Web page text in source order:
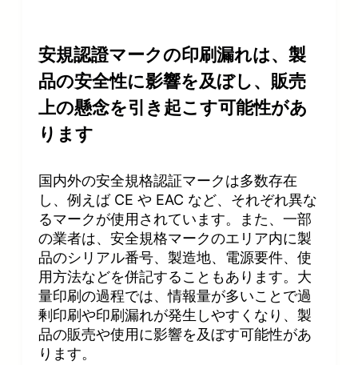
e
o
安規認證マークの印刷漏れは、製
品の安全性に影響を及ぼし、販売
上の懸念を引き起こす可能性があ
ります
国内外の安全規格認証マークは多数存在
し、例えば CE や EAC など、それぞれ異な
るマークが使用されています。また、一部
の業者は、安全規格マークのエリア内に製
品のシリアル番号、製造地、電源要件、使
用方法などを併記することもあります。大
量印刷の過程では、情報量が多いことで過
剰印刷や印刷漏れが発生しやすくなり、製
品の販売や使用に影響を及ぼす可能性があ
ります。